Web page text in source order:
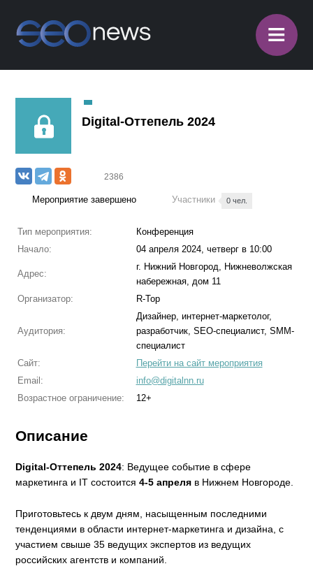
≡
Digital-Оттепель 2024
2386
Мероприятие завершено Участники 0 чел.
Тип мероприятия:
Конференция
Начало:
04 апреля 2024, четверг в 10:00
Адрес:
г. Нижний Новгород, Нижневолжская
набережная, дом 11
Организатор:
R-Top
Аудитория:
Дизайнер, интернет-маркетолог,
разработчик, SEO-специалист, SMM-
специалист
Сайт:
Перейти на сайт мероприятия
Email:
info@digitalnn.ru
Возрастное ограничение:
12+
Описание
Digital-Оттепель 2024: Ведущее событие в сфере
маркетинга и IT состоится 4-5 апреля в Нижнем Новгороде.
Приготовьтесь к двум дням, насыщенным последними
тенденциями в области интернет-маркетинга и дизайна, с
участием свыше 35 ведущих экспертов из ведущих
российских агентств и компаний.